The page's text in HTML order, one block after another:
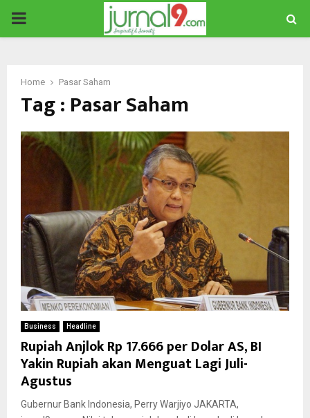
PRIMARY
Home Pasar Saham
Tag : Pasar Saham
Business Headline
Rupiah Anjlok Rp 17.666 per Dolar AS, BI
Yakin Rupiah akan Menguat Lagi Juli-
Agustus
Gubernur Bank Indonesia, Perry Warjiyo JAKARTA,